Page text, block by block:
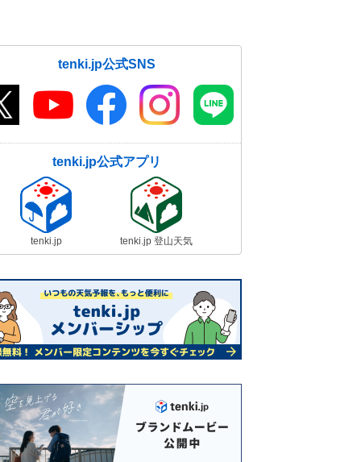
tenki.jp公式SNS
tenki.jp公式アプリ
tenki.jp tenki.jp 登山天気